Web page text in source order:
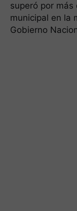
superó por
municipal en la
Gobierno